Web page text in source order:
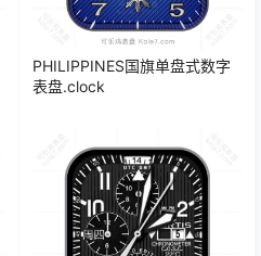
PHILIPPINES国旗单盘式数字
表盘.clock